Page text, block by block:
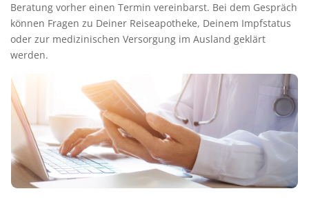
Beratung vorher einen Termin vereinbarst. Bei dem Gespräch
können Fragen zu Deiner Reiseapotheke, Deinem Impfstatus
oder zur medizinischen Versorgung im Ausland geklärt
werden.